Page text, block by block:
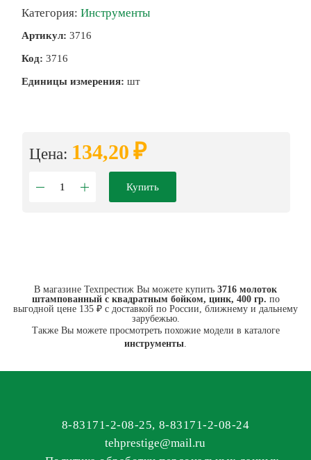
Категория: Инструменты
Артикул: 3716
Код: 3716
Единицы измерения: шт
Цена: 134,20 ₽
Купить
В магазине Техпрестиж Вы можете купить 3716 молоток
штампованный с квадратным бойком, цинк, 400 гр. по
выгодной цене 135 ₽ с доставкой по России, ближнему и дальнему
зарубежью.
Также Вы можете просмотреть похожие модели в каталоге
инструменты.
8-83171-2-08-25, 8-83171-2-08-24
tehprestige@mail.ru